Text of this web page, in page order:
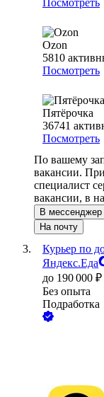
Посмотреть
Ozon
5810
Посмотреть
Пятёрочка
36741
Посмотреть
По вашему
вакансии.
специалист
вакансии, в
В мессенджер
На почту
Курьер по
Яндекс.Еда
до 190 000 ₽
Без опыта
Подработка